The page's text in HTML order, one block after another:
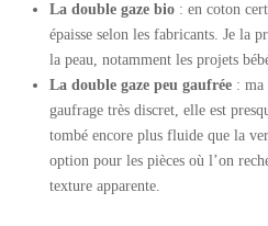
La double gaze bio : en coton
épaisse selon les fabricants. Je la
la peau, notamment les projets
La double gaze peu gaufrée : ma
gaufrage très discret, elle est
tombé encore plus fluide que la
option pour les pièces où l’on
texture apparente.